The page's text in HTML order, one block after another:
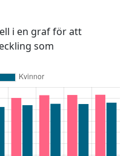
i en graf för att
som